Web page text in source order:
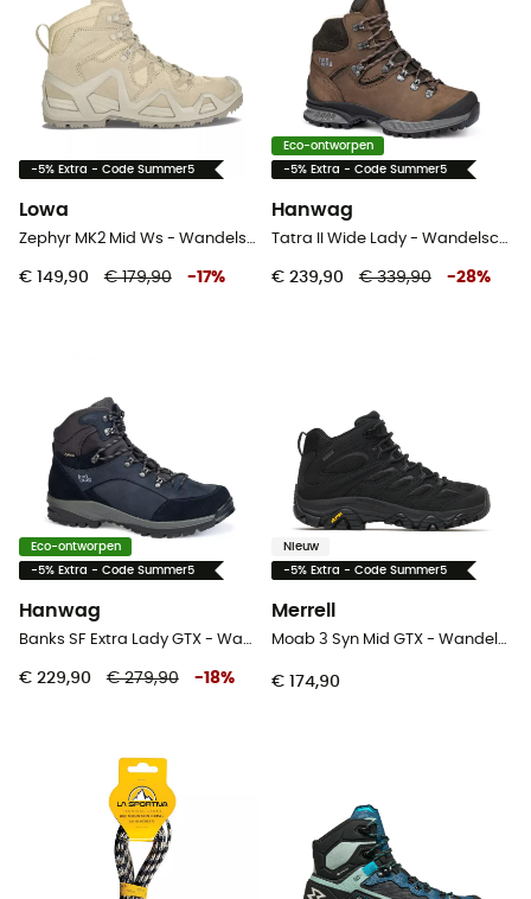
-5% Extra - Code Summer5
Lowa
Zephyr MK2 Mid Ws - Wandelschoenen - Dames
€ 149,90 € 179,90 -17%
Eco-ontworpen
-5% Extra - Code Summer5
Hanwag
Tatra II Wide Lady - Wandelschoenen - Dames
€ 239,90 € 339,90 -28%
Eco-ontworpen
-5% Extra - Code Summer5
Hanwag
Banks SF Extra Lady GTX - Wandelschoenen - Dames
€ 229,90 € 279,90 -18%
Nieuw
-5% Extra - Code Summer5
Merrell
Moab 3 Syn Mid GTX - Wandelschoenen - Dames
€ 174,90